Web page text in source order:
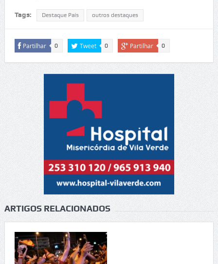
Tags: Destaque País outros destaques
Partilhar 0 Tweet 0 Partilhar 0
ARTIGOS RELACIONADOS